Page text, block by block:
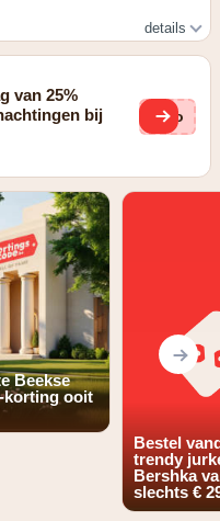
details
van 25%
bij
c6o
Beekse
korting ooit
Bestel
trendy
Bershka
slechts €